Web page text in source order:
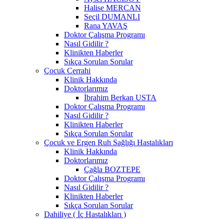
Halise MERCAN
Seçil DUMANLI
Rana YAVAŞ
Doktor Çalışma Programı
Nasıl Gidilir ?
Klinikten Haberler
Sıkça Sorulan Sorular
Çocuk Cerrahi
Klinik Hakkında
Doktorlarımız
İbrahim Berkan USTA
Doktor Çalışma Programı
Nasıl Gidilir ?
Klinikten Haberler
Sıkça Sorulan Sorular
Çocuk ve Ergen Ruh Sağlığı Hastalıkları
Klinik Hakkında
Doktorlarımız
Çağla BOZTEPE
Doktor Çalışma Programı
Nasıl Gidilir ?
Klinikten Haberler
Sıkça Sorulan Sorular
Dahiliye ( İç Hastalıkları )